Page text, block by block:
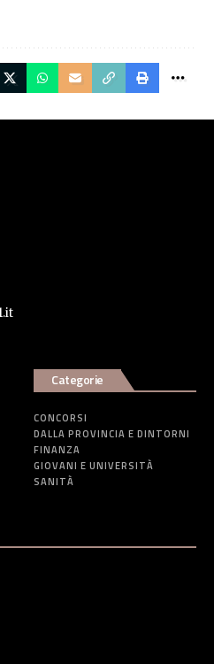
Categorie
CONCORSI
DALLA PROVINCIA E DINTORNI
FINANZA
GIOVANI E UNIVERSITÀ
SANITÀ